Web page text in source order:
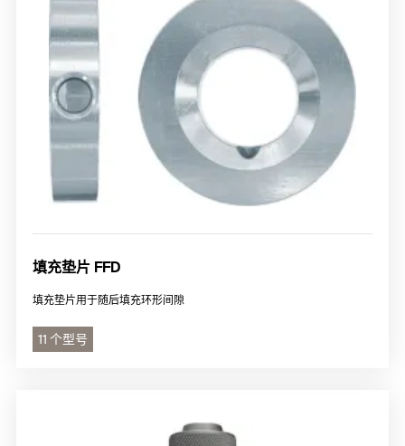
填充垫片 FFD
填充垫片用于随后填充环形间隙
11 个型号